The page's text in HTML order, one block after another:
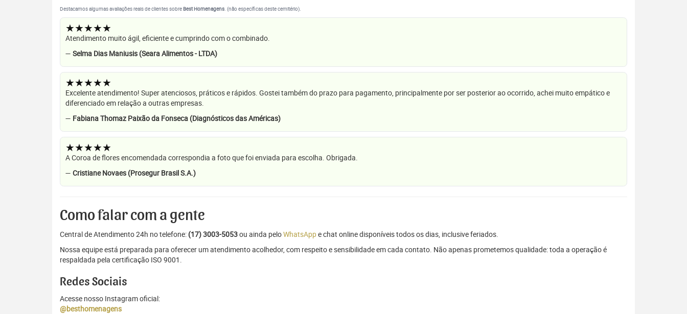
Destacamos algumas avaliações reais de clientes sobreBest Homenagens. (não específicas deste cemitério).
★★★★★
Atendimento muito ágil, eficiente e cumprindo com o combinado.
— Selma Dias Maniusis (Seara Alimentos - LTDA)
★★★★★
Excelente atendimento! Super atenciosos, práticos e rápidos. Gostei também do prazo para pagamento, principalmente por ser posterior ao ocorrido, achei muito empático e
diferenciado em relação a outras empresas.
— Fabiana Thomaz Paixão da Fonseca (Diagnósticos das Américas)
★★★★★
A Coroa de flores encomendada correspondia a foto que foi enviada para escolha. Obrigada.
— Cristiane Novaes (Prosegur Brasil S.A.)
Como falar com a gente
Central de Atendimento 24h no telefone: (17) 3003-5053ou ainda peloWhatsAppe chat online disponíveis todos os dias, inclusive feriados.
Nossa equipe está preparada para oferecer um atendimento acolhedor, com respeito e sensibilidade em cada contato. Não apenas prometemos qualidade: toda a operação é
respaldada pela certificação ISO 9001.
Redes Sociais
Acesse nosso Instagram oficial:
@besthomenagens